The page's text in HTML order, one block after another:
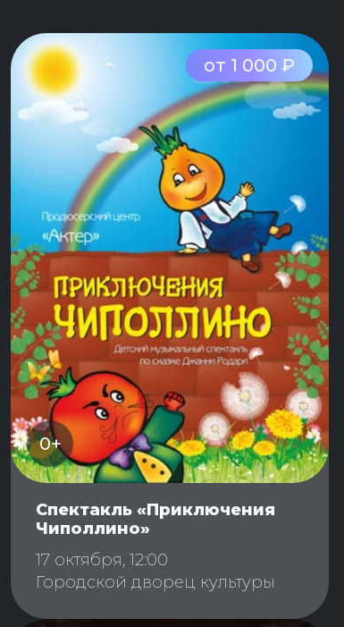
от 1 000 ₽
0+
Спектакль «Приключения
Чиполлино»
17 октября, 12:00
Городской дворец культуры